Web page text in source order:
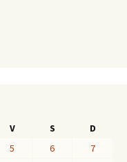
V S
D
5 6
7